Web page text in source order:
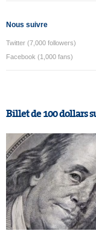
Nous suivre
Twitter (7,000 followers)
Facebook (1,000 fans)
Billet de 100 dollars